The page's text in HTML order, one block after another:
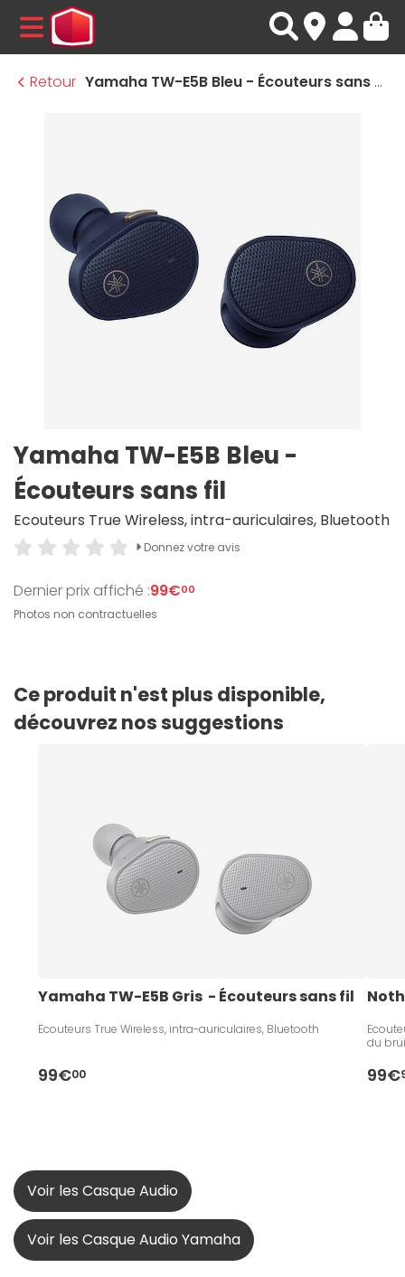
MENU
Retour
Yamaha TW-E5B Bleu - Écouteurs sans fil
Yamaha TW-E5B Bleu -
Écouteurs sans fil
Ecouteurs True Wireless, intra-auriculaires, Bluetooth
Donnez votre avis
Dernier prix affiché :99€00
Photos non contractuelles
Ce produit n'est plus disponible,
découvrez nos suggestions
Yamaha TW-E5B Gris  - Écouteurs sans fil
Ecouteurs True Wireless, intra-auriculaires, Bluetooth
99€00
du
99€
Voir les Casque Audio
Voir les Casque Audio Yamaha